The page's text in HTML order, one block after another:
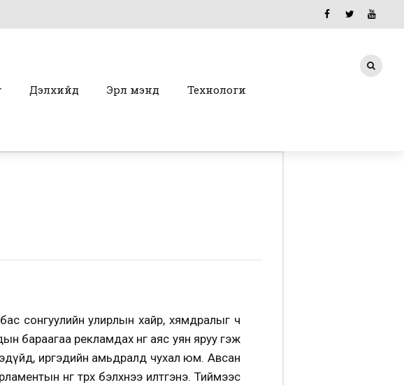
Дэлхийд Эрүүл мэнд Технологи
сонгуулийн улирлын хайр, хямдралыг ч
бараагаа рекламдах өнгө аяс уян яруу гэж
иргэдийн амьдралд чухал юм. Авсан
өнгө төрх бэлхнээ илтгэнэ. Тиймээс